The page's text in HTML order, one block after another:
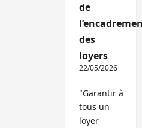
de
des
loyers
22/05/2026
"Garantir à
tous un
loyer